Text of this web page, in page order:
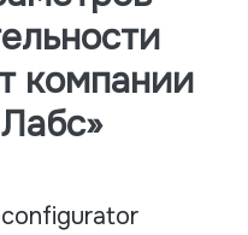
компании